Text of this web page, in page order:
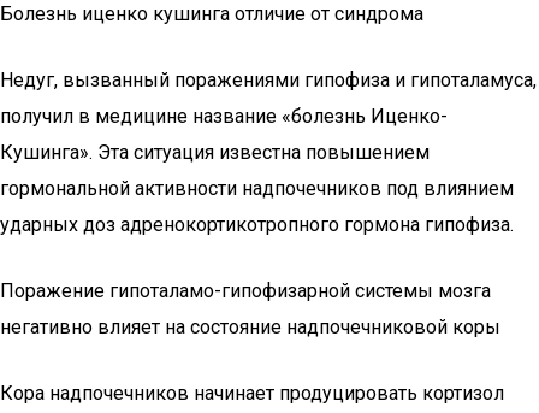
Болезнь иценко кушинга отличие от синдрома
Недуг, вызванный поражениями гипофиза и гипоталамуса,
получил в медицине название «болезнь Иценко-
Кушинга». Эта ситуация известна повышением
гормональной активности надпочечников под влиянием
ударных доз адренокортикотропного гормона гипофиза.
Поражение гипоталамо-гипофизарной системы мозга
негативно влияет на состояние надпочечниковой коры
Кора надпочечников начинает продуцировать кортизол